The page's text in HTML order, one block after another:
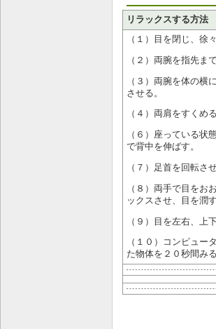
リラックスする方法
（１）目を閉じ、徐
（２）両腕を指先ま
（３）両腕を体の横
させる。
（４）両肩をすくめ
（６）座っている状
で背中を伸ばす。
（７）足首を回転さ
（８）両手で目をお
ックスさせ、目を潤
（９）目を左右、上
（１０）コンピュー
た物体を２０秒間み